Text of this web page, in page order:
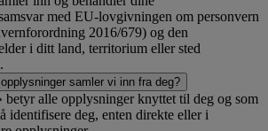
med EU-lovgivningen om personvern
2016/679) og den
i ditt land, territorium eller sted
samler vi inn fra deg?
betyr alle opplysninger knyttet til deg og som
identifisere deg, enten direkte eller i